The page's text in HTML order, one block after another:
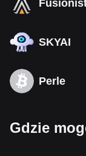
SKYAI
Perle
Gdzie